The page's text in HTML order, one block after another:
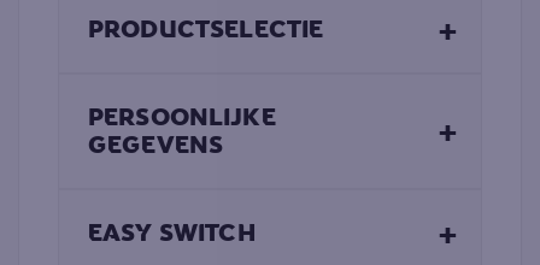
PRODUCTSELECTIE +
PERSOONLIJKE
GEGEVENS
+
EASY SWITCH +